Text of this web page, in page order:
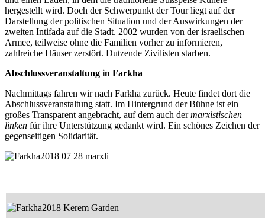
hergestellt wird. Doch der Schwerpunkt der Tour liegt auf der
Darstellung der politischen Situation und der Auswirkungen der
zweiten Intifada auf die Stadt. 2002 wurden von der israelischen
Armee, teilweise ohne die Familien vorher zu informieren,
zahlreiche Häuser zerstört. Dutzende Zivilisten starben.
Abschlussveranstaltung in Farkha
Nachmittags fahren wir nach Farkha zurück. Heute findet dort die
Abschlussveranstaltung statt. Im Hintergrund der Bühne ist ein
großes Transparent angebracht, auf dem auch dermarxistischen
linken für ihre Unterstützung gedankt wird. Ein schönes Zeichen der
gegenseitigen Solidarität.